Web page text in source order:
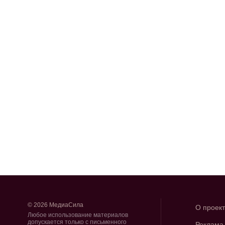
© 2026 МедиаСила
Любое использование материалов
допускается только с письменного
О